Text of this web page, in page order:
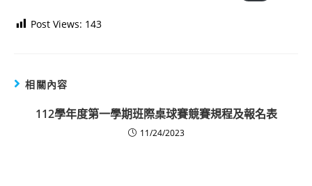
Post Views: 143
相關內容
112學年度第一學期班際桌球賽競賽規程及報名表
11/24/2023